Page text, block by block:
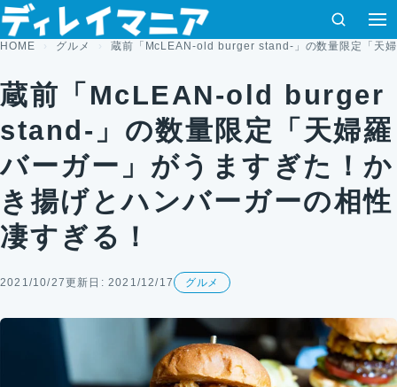
コンテンツへスキップ
検索
HOME グルメ 蔵前「McLEAN-old burger stand-」の数量限定「天
蔵前「McLEAN-old burger
stand-」の数量限定「天婦羅
バーガー」がうますぎた！か
き揚げとハンバーガーの相性
凄すぎる！
2021/10/27更新日: 2021/12/17 グルメ